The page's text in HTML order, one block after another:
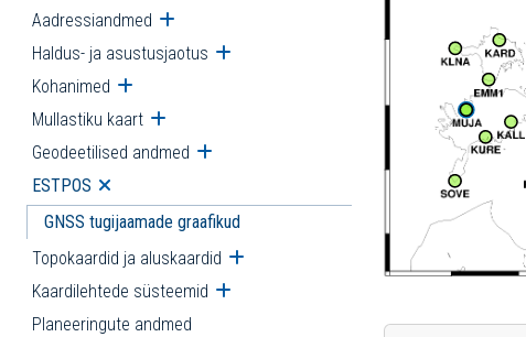
Aadressiandmed Ava alammenüü
Haldus- ja asustusjaotus Ava alammenüü
Kohanimed Ava alammenüü
Mullastiku kaart Ava alammenüü
Geodeetilised andmed Ava alammenüü
ESTPOS Ava alammenüü
GNSS tugijaamade graafikud
Topokaardid ja aluskaardid Ava alammenüü
Kaardilehtede süsteemid Ava alammenüü
Planeeringute andmed